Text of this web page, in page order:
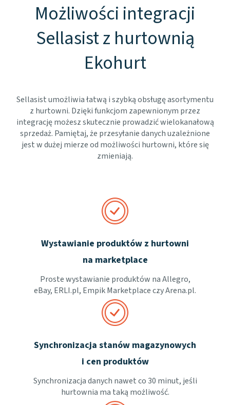
Możliwości integracji
Sellasist z hurtownią
Ekohurt
Sellasist umożliwia łatwą i szybką obsługę asortymentu
z hurtowni. Dzięki funkcjom zapewnionym przez
integrację możesz skutecznie prowadzić wielokanałową
sprzedaż. Pamiętaj, że przesyłanie danych uzależnione
jest w dużej mierze od możliwości hurtowni, które się
zmieniają.
Wystawianie produktów z hurtowni
na marketplace
Proste wystawianie produktów na Allegro,
eBay, ERLI.pl, Empik Marketplace czy Arena.pl.
Synchronizacja stanów magazynowych
i cen produktów
Synchronizacja danych nawet co 30 minut, jeśli
hurtownia ma taką możliwość.